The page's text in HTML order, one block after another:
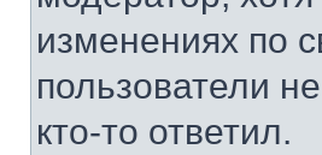
изменениях по
пользователи
кто-то ответил.